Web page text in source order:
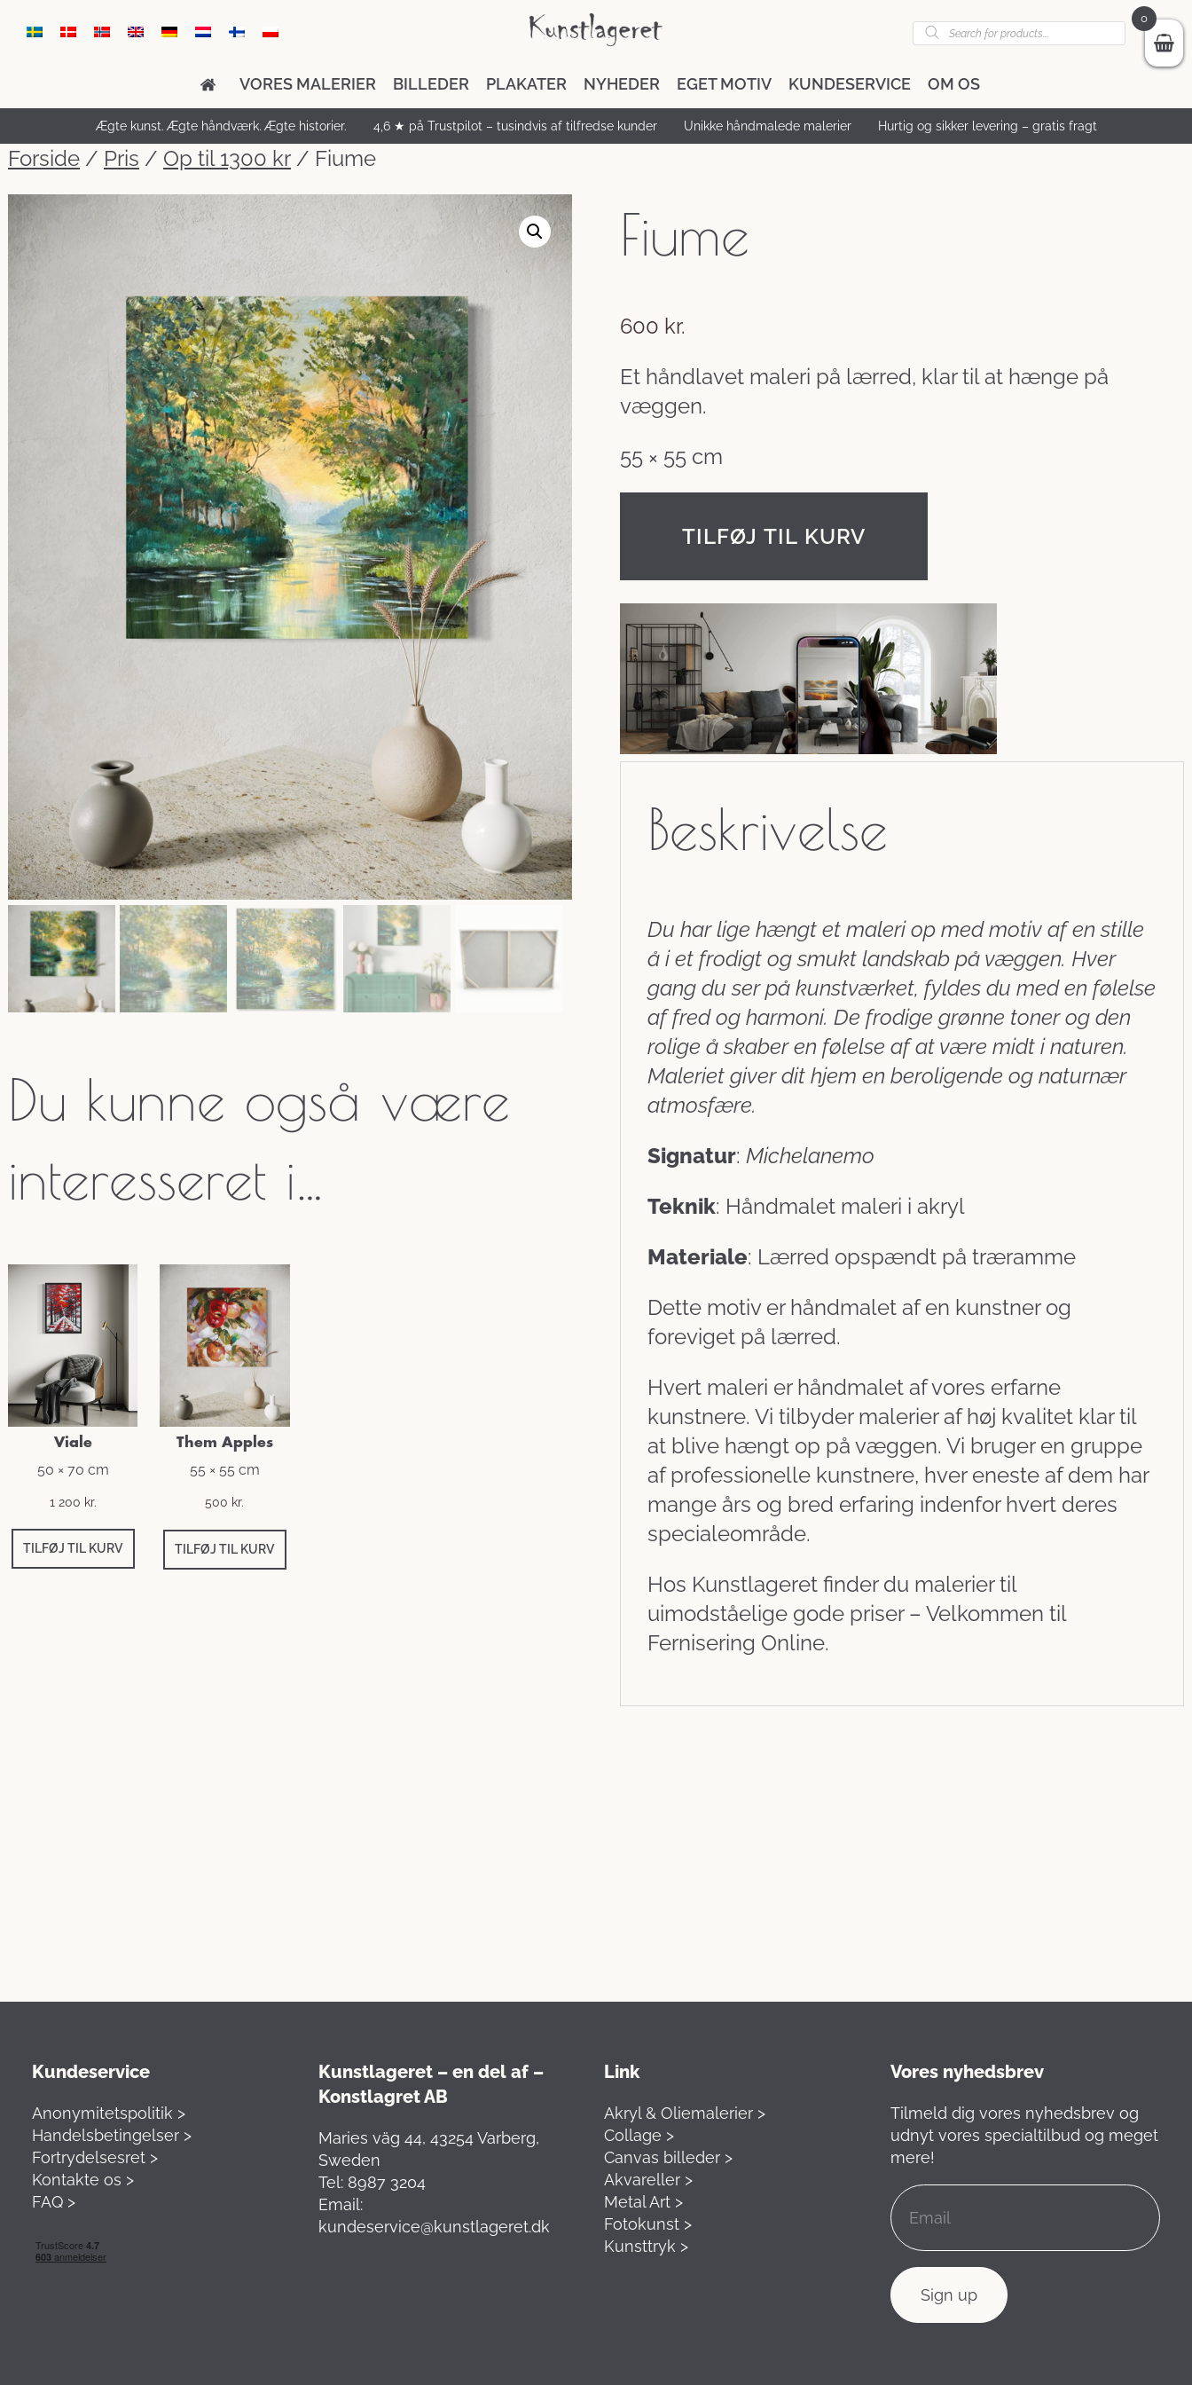
Products
search
VORES MALERIER BILLEDER PLAKATER NYHEDER EGET MOTIV KUNDESERVICE OM OS
Ægte kunst. Ægte håndværk. Ægte historier. 4,6 ★ på Trustpilot – tusindvis af tilfredse kunder Unikke håndmalede malerier Hurtig og sikker levering – gratis fragt
Forside / Pris / Op til 1300 kr / Fiume
Fiume
600 kr.
Et håndlavet maleri på lærred, klar til at hænge på
væggen.
55 × 55 cm
TILFØJ TIL KURV
Beskrivelse
Du har lige hængt et maleri op med motiv af en stille
å i et frodigt og smukt landskab på væggen. Hver
gang du ser på kunstværket, fyldes du med en følelse
af fred og harmoni. De frodige grønne toner og den
rolige å skaber en følelse af at være midt i naturen.
Maleriet giver dit hjem en beroligende og naturnær
atmosfære.
Signatur: Michelanemo
Teknik: Håndmalet maleri i akryl
Materiale: Lærred opspændt på træramme
Dette motiv er håndmalet af en kunstner og
foreviget på lærred.
Hvert maleri er håndmalet af vores erfarne
kunstnere. Vi tilbyder malerier af høj kvalitet klar til
at blive hængt op på væggen. Vi bruger en gruppe
af professionelle kunstnere, hver eneste af dem har
mange års og bred erfaring indenfor hvert deres
specialeområde.
Hos Kunstlageret finder du malerier til
uimodståelige gode priser – Velkommen til
Fernisering Online.
Du kunne også være
interesseret i…
Viale
50 × 70 cm
1 200 kr.
TILFØJ TIL KURV
Them Apples
55 × 55 cm
500 kr.
TILFØJ TIL KURV
Kundeservice
Anonymitetspolitik >
Handelsbetingelser >
Fortrydelsesret >
Kontakte os >
FAQ >
Kunstlageret – en del af –
Konstlagret AB
Maries väg 44, 43254 Varberg,
Sweden
Tel: 8987 3204
Email:
kundeservice@kunstlageret.dk
Link
Akryl & Oliemalerier >
Collage >
Canvas billeder >
Akvareller >
Metal Art >
Fotokunst >
Kunsttryk >
Vores nyhedsbrev
Tilmeld dig vores nyhedsbrev og
udnyt vores specialtilbud og meget
mere!
0